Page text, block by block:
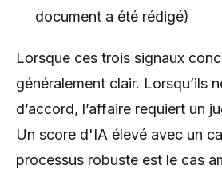
document a été rédigé)
Lorsque ces trois signaux
généralement clair. Lorsqu’ils
d’accord, l’affaire requiert un
Un score d'IA élevé avec un
processus robuste est le cas